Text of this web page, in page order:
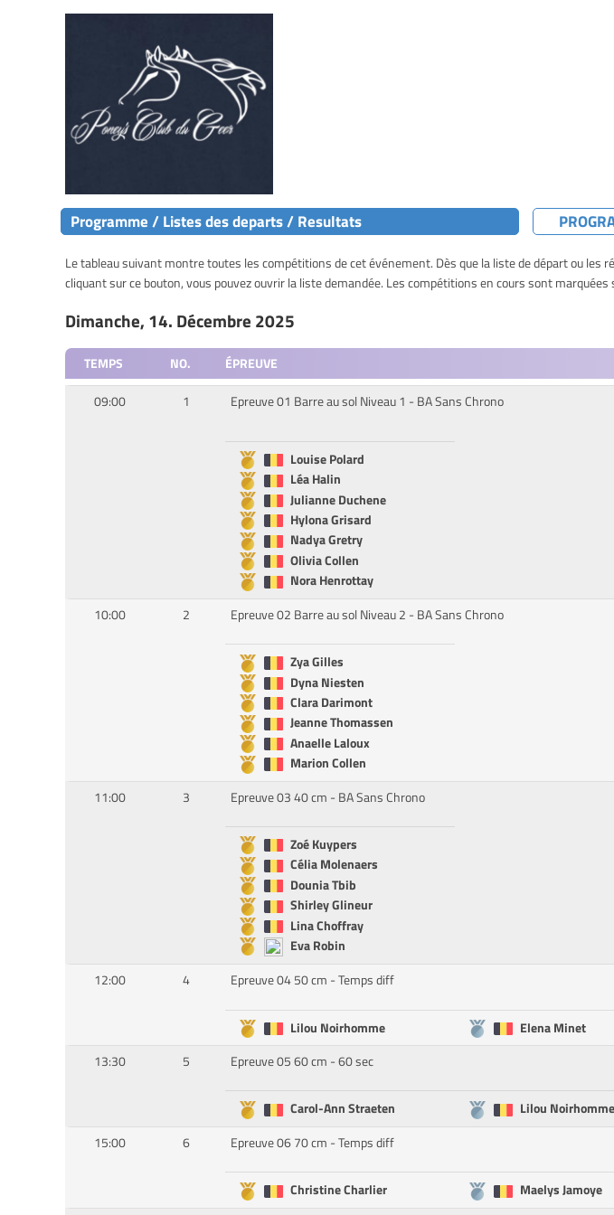
Programme / Listes des departs / Resultats
Le tableau suivant montre toutes les compétitions de cet événement. Dès que la liste de départ ou les
cliquant sur ce bouton, vous pouvez ouvrir la liste demandée. Les compétitions en cours sont
Dimanche, 14. Décembre 2025
TEMPS NO. ÉPREUVE
09:00
1 Epreuve 01 Barre au sol Niveau 1 - BA Sans Chrono
Louise Polard
Léa Halin
Julianne Duchene
Hylona Grisard
Nadya Gretry
Olivia Collen
Nora Henrottay
10:00
2 Epreuve 02 Barre au sol Niveau 2 - BA Sans Chrono
Zya Gilles
Dyna Niesten
Clara Darimont
Jeanne Thomassen
Anaelle Laloux
Marion Collen
11:00
3 Epreuve 03 40 cm - BA Sans Chrono
Zoé Kuypers
Célia Molenaers
Dounia Tbib
Shirley Glineur
Lina Choffray
Eva Robin
12:00
4 Epreuve 04 50 cm - Temps diff
Lilou Noirhomme Elena Minet
13:30
5 Epreuve 05 60 cm - 60 sec
Carol-Ann Straeten Lilou Noirhomme
15:00
6 Epreuve 06 70 cm - Temps diff
Christine Charlier Maelys Jamoye